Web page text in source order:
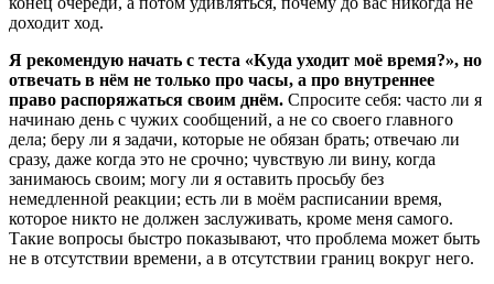
доходит ход.
Я рекомендую начать с теста «Куда уходит моё время?», но
отвечать в нём не только про часы, а про внутреннее
право распоряжаться своим днём. Спросите себя: часто ли я
начинаю день с чужих сообщений, а не со своего главного
дела; беру ли я задачи, которые не обязан брать; отвечаю ли
сразу, даже когда это не срочно; чувствую ли вину, когда
занимаюсь своим; могу ли я оставить просьбу без
немедленной реакции; есть ли в моём расписании время,
которое никто не должен заслуживать, кроме меня самого.
Такие вопросы быстро показывают, что проблема может быть
не в отсутствии времени, а в отсутствии границ вокруг него.